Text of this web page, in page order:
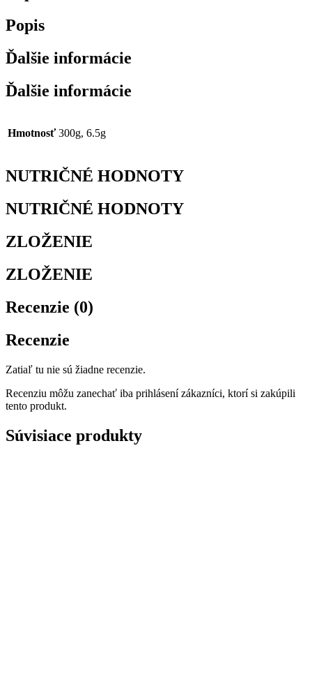
Popis
Ďalšie informácie
Ďalšie informácie
Hmotnosť 300g, 6.5g
NUTRIČNÉ HODNOTY
NUTRIČNÉ HODNOTY
ZLOŽENIE
ZLOŽENIE
Recenzie (0)
Recenzie
Zatiaľ tu nie sú žiadne recenzie.
Recenziu môžu zanechať iba prihlásení zákazníci, ktorí si zakúpili
tento produkt.
Súvisiace produkty